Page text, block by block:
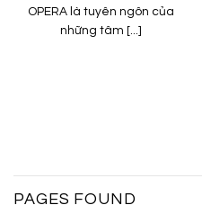
OPERA là tuyên ngôn của
những tâm [...]
PAGES FOUND